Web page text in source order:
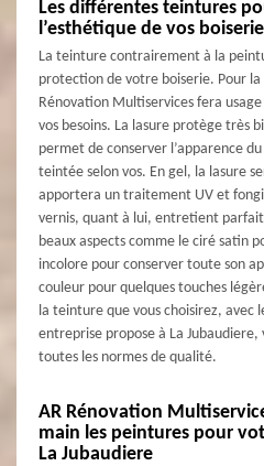
Les différentes teintures
l’esthétique de vos
La teinture contrairement à la
protection de votre boiserie. Pour la
Rénovation Multiservices fera
vos besoins. La lasure protège très
permet de conserver l’apparence
teintée selon vos. En gel, la lasure
apportera un traitement UV et
vernis, quant à lui, entretient
beaux aspects comme le ciré satin
incolore pour conserver toute son
couleur pour quelques touches
la teinture que vous choisirez, avec
entreprise propose à La
toutes les normes de qualité.
AR Rénovation
main les peintures pour
La Jubaudiere